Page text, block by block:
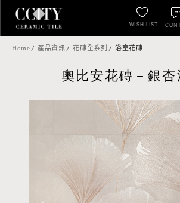
WISH LIST
Home 產品資訊 花磚全系列 浴室花磚
奧比安花磚－銀杏